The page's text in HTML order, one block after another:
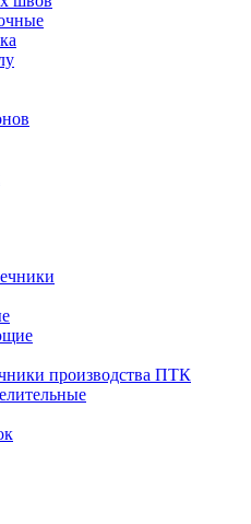
производства ПТК